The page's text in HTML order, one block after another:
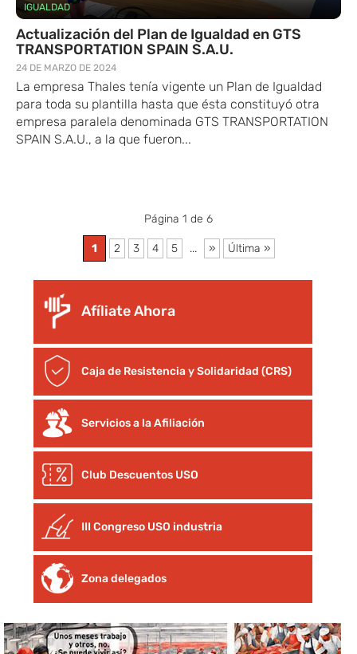
IGUALDAD
Actualización del Plan de Igualdad en GTS
TRANSPORTATION SPAIN S.A.U.
24 DE MARZO DE 2024
La empresa Thales tenía vigente un Plan de Igualdad
para toda su plantilla hasta que ésta constituyó otra
empresa paralela denominada GTS TRANSPORTATION
SPAIN S.A.U., a la que fueron...
Página 1 de 6
1 2 3 4 5 ... » Última »
Afíliate Ahora
Caja de Resistencia y Solidaridad (CRS)
Servicios a la Afiliación
Club Descuentos USO
III Congreso USO industria
Zona delegados